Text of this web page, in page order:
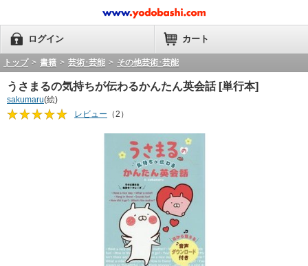
ログイン カート
トップ > 書籍 > 芸術･芸能 > その他芸術･芸能
うさまるの気持ちが伝わるかんたん英会話 [単行本]
sakumaru(絵)
レビュー （2）